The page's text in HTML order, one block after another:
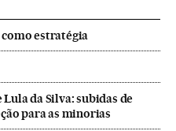
estratégia
da Silva: subidas de
para as minorias